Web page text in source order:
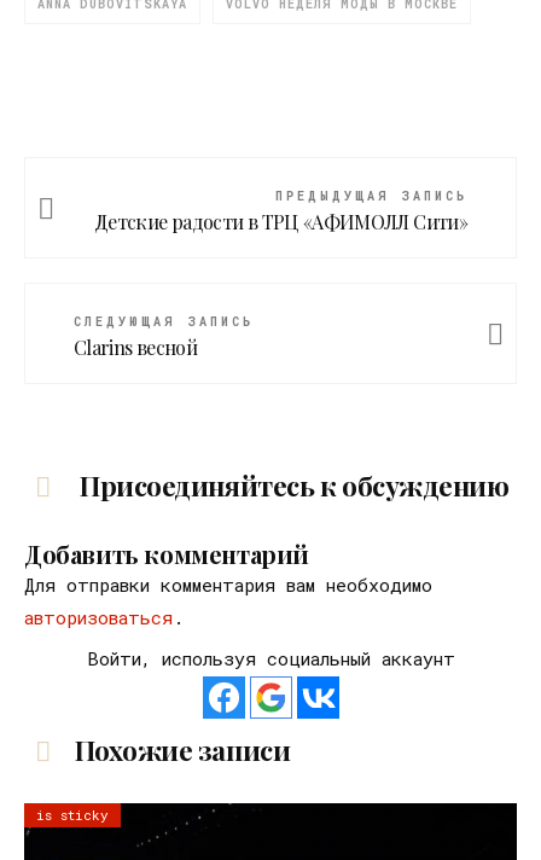
ANNA DUBOVITSKAYA VOLVO НЕДЕЛЯ МОДЫ В МОСКВЕ
ПРЕДЫДУЩАЯ ЗАПИСЬ
Детские радости в ТРЦ «АФИМОЛЛ Сити»
СЛЕДУЮЩАЯ ЗАПИСЬ
Clarins весной
Присоединяйтесь к обсуждению
Добавить комментарий
Для отправки комментария вам необходимо
авторизоваться .
Войти, используя социальный аккаунт
Похожие записи
is sticky